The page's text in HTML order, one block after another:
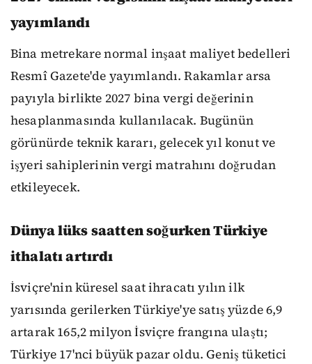
yayımlandı
Bina metrekare normal inşaat maliyet bedelleri
Resmî Gazete'de yayımlandı. Rakamlar arsa
payıyla birlikte 2027 bina vergi değerinin
hesaplanmasında kullanılacak. Bugünün
görünürde teknik kararı, gelecek yıl konut ve
işyeri sahiplerinin vergi matrahını doğrudan
etkileyecek.
Dünya lüks saatten soğurken Türkiye
ithalatı artırdı
İsviçre'nin küresel saat ihracatı yılın ilk
yarısında gerilerken Türkiye'ye satış yüzde 6,9
artarak 165,2 milyon İsviçre frangına ulaştı;
Türkiye 17'nci büyük pazar oldu. Geniş tüketici